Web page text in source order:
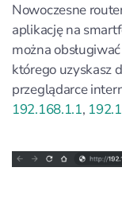
Nowoczesne
aplikację na
można
którego uzyskasz
przeglądarce
192.168.1.1,